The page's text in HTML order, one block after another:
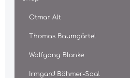
Otmar Alt
Thomas Baumgärtel
Wolfgang Blanke
Irmgard Böhmer-Saal